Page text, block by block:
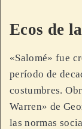
Ecos de
«Salomé» fue
período de
costumbres.
Warren» de
las normas